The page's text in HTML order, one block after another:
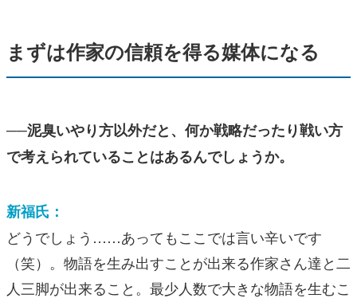
まずは作家の信頼を得る媒体になる
──泥臭いやり方以外だと、何か戦略だったり戦い方
で考えられていることはあるんでしょうか。
新福氏：
どうでしょう……あってもここでは言い辛いです
（笑）。物語を生み出すことが出来る作家さん達と二
人三脚が出来ること。最少人数で大きな物語を生むこ